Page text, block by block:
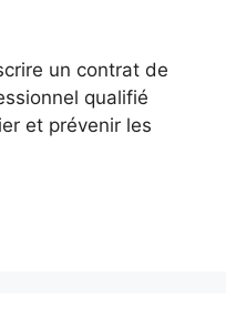
un contrat de
qualifié
et prévenir les